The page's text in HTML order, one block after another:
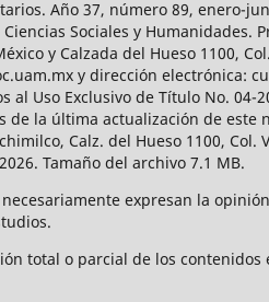
Año 37, número 89, enero-
Sociales y Humanidades.
y Calzada del Hueso 1100,
y dirección electrónica:
al Uso Exclusivo de Título No.
de la última actualización de
Calz. del Hueso 1100,
Tamaño del archivo 7.1 MB.
expresan la
total o parcial de los